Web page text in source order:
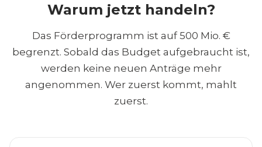
Warum jetzt handeln?
Das Förderprogramm ist auf 500 Mio. €
begrenzt. Sobald das Budget aufgebraucht ist,
werden keine neuen Anträge mehr
angenommen. Wer zuerst kommt, mahlt
zuerst.